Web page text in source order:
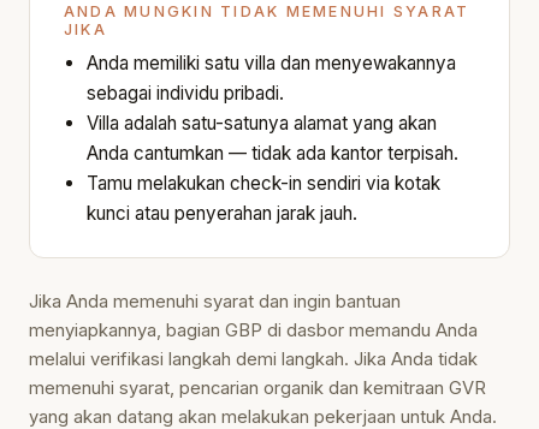
ANDA MUNGKIN TIDAK MEMENUHI SYARAT
JIKA
Anda memiliki satu villa dan menyewakannya
sebagai individu pribadi.
Villa adalah satu-satunya alamat yang akan
Anda cantumkan — tidak ada kantor terpisah.
Tamu melakukan check-in sendiri via kotak
kunci atau penyerahan jarak jauh.
Jika Anda memenuhi syarat dan ingin bantuan
menyiapkannya, bagian GBP di dasbor memandu Anda
melalui verifikasi langkah demi langkah. Jika Anda tidak
memenuhi syarat, pencarian organik dan kemitraan GVR
yang akan datang akan melakukan pekerjaan untuk Anda.